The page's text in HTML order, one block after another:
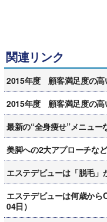
関連リンク
2015年度 顧客満足度の高
2015年度 顧客満足度の高
最新の“全身痩せ”メニュー
美脚への2大アプローチな
エステデビューは「脱毛」
エステデビューは何歳か
04日）